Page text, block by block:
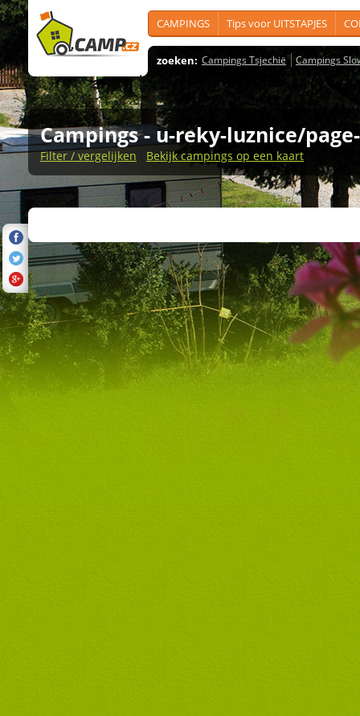
CAMPINGS Tips voor UITSTAPJES
zoeken: Campings Tsjechië Campings
Campings - u-reky-luznice/page-
Filter / vergelijken Bekijk campings op een kaart